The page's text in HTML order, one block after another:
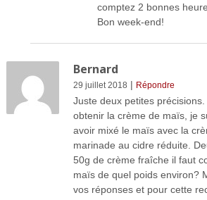
comptez 2 bonnes
Bon week-end!
Bernard
29 juillet 2018 | Répondre
Juste deux petites
obtenir la crème de maïs, je
avoir mixé le maïs avec la
marinade au cidre réduite.
50g de crème fraîche il faut
maïs de quel poids environ?
vos réponses et pour cette